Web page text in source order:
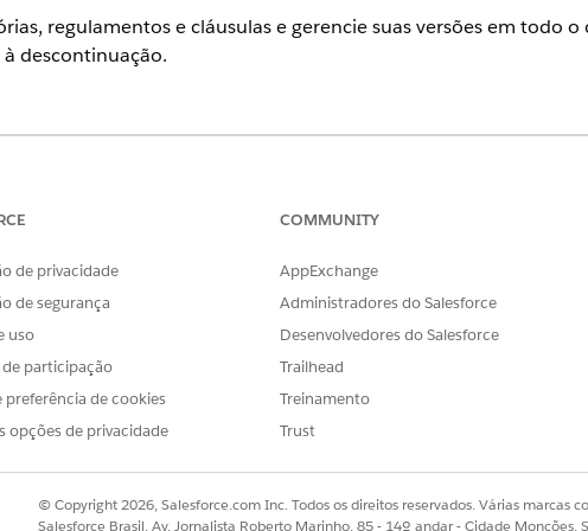
regulamentos e cláusulas e gerencie suas versões em todo o
descontinuação.
captura uma estrutura externa, como SOC 2, como registros
internos e mantém a estrutura atualizada conforme a autoridade
para conformidade de TI
os regulamentos que ela emite e as cláusulas em cada
e versões de cláusulas de regulamento para conformidade de TI
atualizam seus requisitos.
de privacidade
de segurança
uso
participação
preferência de cookies
opções de privacidade
COMMUNITY
AppExchange
Administradores do Salesforce
Desenvolvedores do Salesforce
Trailhead
Treinamento
Trust
© Copyright 2026, Salesforce.com Inc. Todos os direitos reservados. Várias marcas
Salesforce Brasil, Av. Jornalista Roberto Marinho, 85 - 14º andar - Cidade Monções,